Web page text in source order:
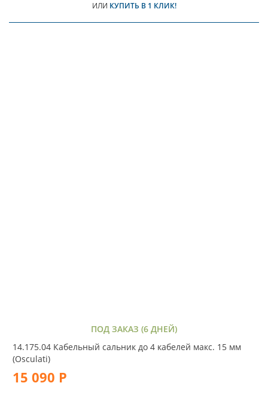
ИЛИ КУПИТЬ В 1 КЛИК!
ПОД ЗАКАЗ (6 ДНЕЙ)
14.175.04 Кабельный сальник до 4 кабелей макс. 15 мм
(Osculati)
15 090 Р